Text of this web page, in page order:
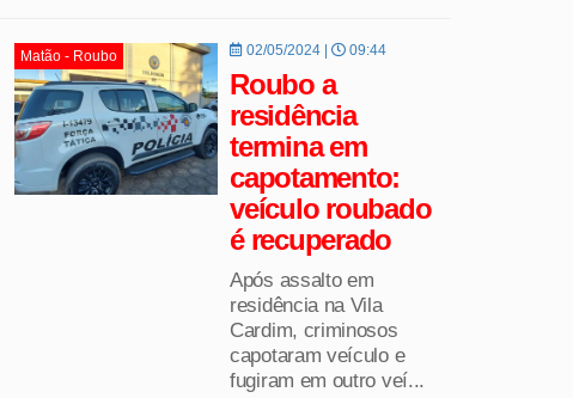
Matão - Roubo 02/05/2024 | 09:44
Roubo a
residência
termina em
capotamento:
veículo roubado
é recuperado
Após assalto em
residência na Vila
Cardim, criminosos
capotaram veículo e
fugiram em outro veí...